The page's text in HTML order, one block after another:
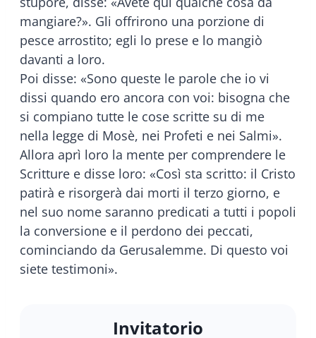
mangiare?». Gli offrirono una porzione di
pesce arrostito; egli lo prese e lo mangiò
davanti a loro.
Poi disse: «Sono queste le parole che io vi
dissi quando ero ancora con voi: bisogna che
si compiano tutte le cose scritte su di me
nella legge di Mosè, nei Profeti e nei Salmi».
Allora aprì loro la mente per comprendere le
Scritture e disse loro: «Così sta scritto: il Cristo
patirà e risorgerà dai morti il terzo giorno, e
nel suo nome saranno predicati a tutti i popoli
la conversione e il perdono dei peccati,
cominciando da Gerusalemme. Di questo voi
siete testimoni».
Invitatorio